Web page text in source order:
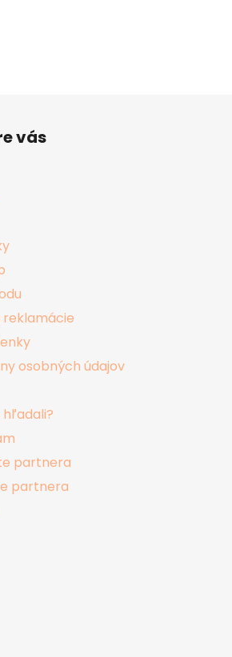
vás
osobných údajov
hľadali?
partnera
partnera